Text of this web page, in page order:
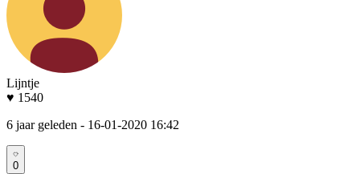
Lijntje
♥ 1540
6 jaar geleden - 16-01-2020 16:42
0